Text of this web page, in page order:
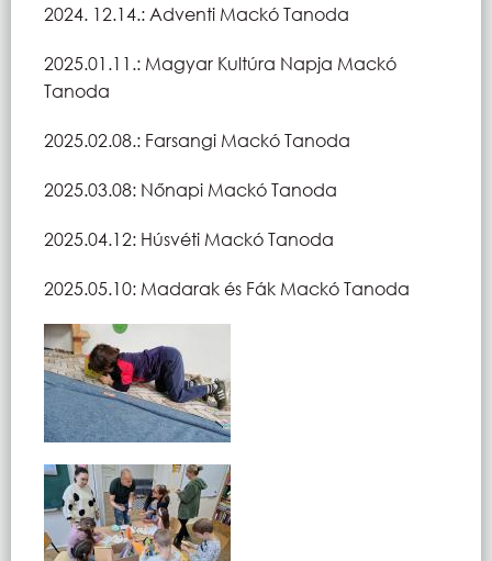
2024. 12.14.: Adventi Mackó Tanoda
2025.01.11.: Magyar Kultúra Napja Mackó
Tanoda
2025.02.08.: Farsangi Mackó Tanoda
2025.03.08: Nőnapi Mackó Tanoda
2025.04.12: Húsvéti Mackó Tanoda
2025.05.10: Madarak és Fák Mackó Tanoda